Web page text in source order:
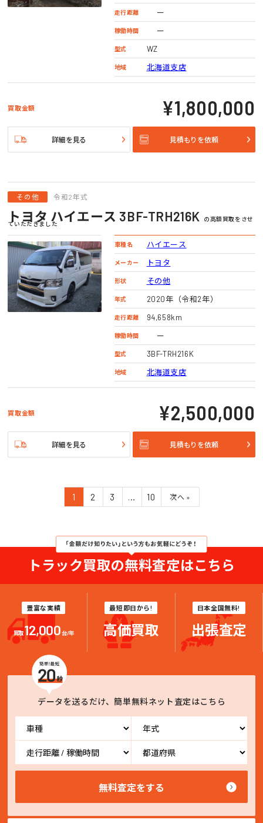
走行距離 ー
稼働時間 ー
型式 WZ
地域 北海道支店
買取金額 ¥1,800,000
詳細を見る 見積もりを依頼
その他 令和2年式
トヨタ ハイエース 3BF-TRH216K の高額買取をさせ
ていただきました
車種名 ハイエース
メーカー トヨタ
形状 その他
年式 2020年（令和2年）
走行距離 94,658km
稼働時間 ー
型式 3BF-TRH216K
地域 北海道支店
買取金額 ¥2,500,000
詳細を見る 見積もりを依頼
1 2 3 … 10 次へ »
トラック買取の無料査定はこちら
豊富な実績
買取12,000台/年
最短即日から!
高価買取
日本全国無料!
出張査定
データを送るだけ、簡単無料ネット査定はこちら
無料査定をする